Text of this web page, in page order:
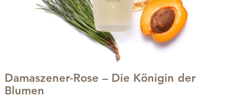
Damaszener-Rose – Die Königin der
Blumen